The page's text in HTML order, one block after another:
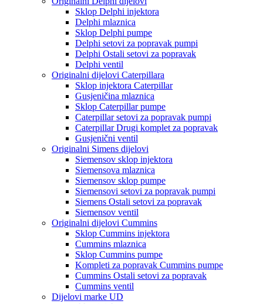
Sklop Delphi injektora
Delphi mlaznica
Sklop Delphi pumpe
Delphi setovi za popravak pumpi
Delphi Ostali setovi za popravak
Delphi ventil
Originalni dijelovi Caterpillara
Sklop injektora Caterpillar
Gusjeničina mlaznica
Sklop Caterpillar pumpe
Caterpillar setovi za popravak pumpi
Caterpillar Drugi komplet za popravak
Gusjenični ventil
Originalni Simens dijelovi
Siemensov sklop injektora
Siemensova mlaznica
Siemensov sklop pumpe
Siemensovi setovi za popravak pumpi
Siemens Ostali setovi za popravak
Siemensov ventil
Originalni dijelovi Cummins
Sklop Cummins injektora
Cummins mlaznica
Sklop Cummins pumpe
Kompleti za popravak Cummins pumpe
Cummins Ostali setovi za popravak
Cummins ventil
Dijelovi marke UD